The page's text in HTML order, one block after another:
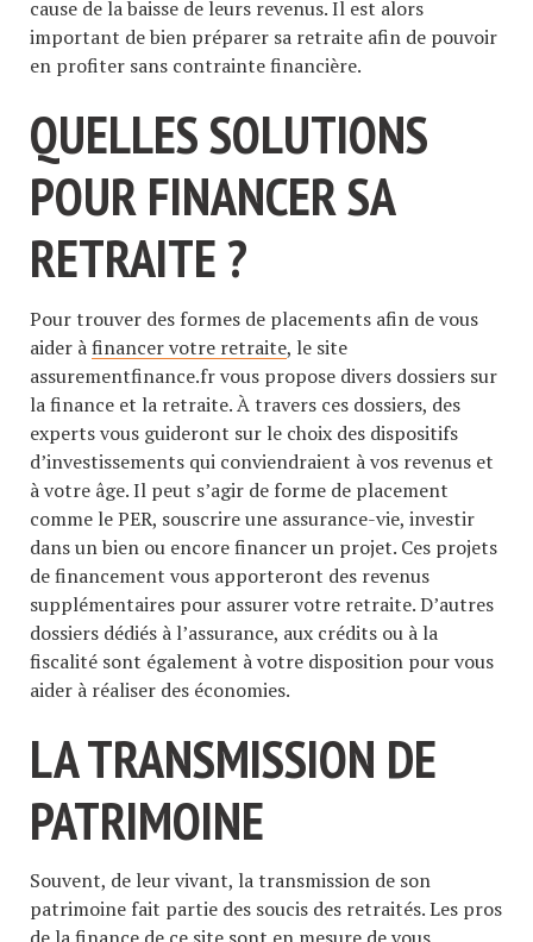
cause de la baisse de leurs revenus. Il est alors
important de bien préparer sa retraite afin de pouvoir
en profiter sans contrainte financière.
QUELLES SOLUTIONS
POUR FINANCER SA
RETRAITE ?
Pour trouver des formes de placements afin de vous
aider àfinancer votre retraite, le site
assurementfinance.fr vous propose divers dossiers sur
la finance et la retraite. À travers ces dossiers, des
experts vous guideront sur le choix des dispositifs
d’investissements qui conviendraient à vos revenus et
à votre âge. Il peut s’agir de forme de placement
comme le PER, souscrire une assurance-vie, investir
dans un bien ou encore financer un projet. Ces projets
de financement vous apporteront des revenus
supplémentaires pour assurer votre retraite. D’autres
dossiers dédiés à l’assurance, aux crédits ou à la
fiscalité sont également à votre disposition pour vous
aider à réaliser des économies.
LA TRANSMISSION DE
PATRIMOINE
Souvent, de leur vivant, la transmission de son
patrimoine fait partie des soucis des retraités. Les pros